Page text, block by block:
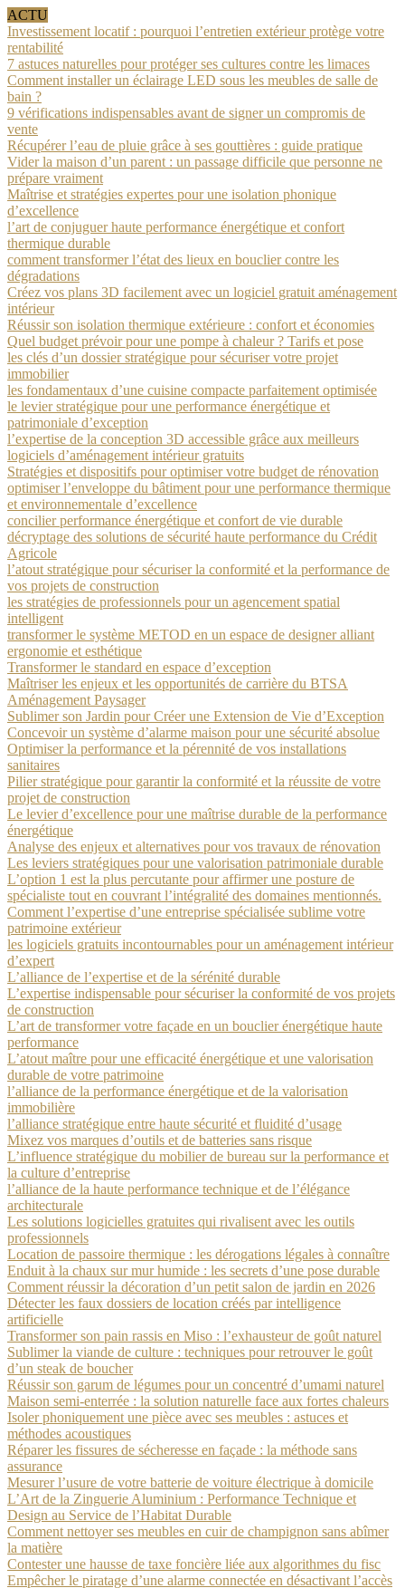
ACTU
Investissement locatif : pourquoi l’entretien extérieur protège votre
rentabilité
7 astuces naturelles pour protéger ses cultures contre les limaces
Comment installer un éclairage LED sous les meubles de salle de
bain ?
9 vérifications indispensables avant de signer un compromis de
vente
Récupérer l’eau de pluie grâce à ses gouttières : guide pratique
Vider la maison d’un parent : un passage difficile que personne ne
prépare vraiment
Maîtrise et stratégies expertes pour une isolation phonique
d’excellence
l’art de conjuguer haute performance énergétique et confort
thermique durable
comment transformer l’état des lieux en bouclier contre les
dégradations
Créez vos plans 3D facilement avec un logiciel gratuit aménagement
intérieur
Réussir son isolation thermique extérieure : confort et économies
Quel budget prévoir pour une pompe à chaleur ? Tarifs et pose
les clés d’un dossier stratégique pour sécuriser votre projet
immobilier
les fondamentaux d’une cuisine compacte parfaitement optimisée
le levier stratégique pour une performance énergétique et
patrimoniale d’exception
l’expertise de la conception 3D accessible grâce aux meilleurs
logiciels d’aménagement intérieur gratuits
Stratégies et dispositifs pour optimiser votre budget de rénovation
optimiser l’enveloppe du bâtiment pour une performance thermique
et environnementale d’excellence
concilier performance énergétique et confort de vie durable
décryptage des solutions de sécurité haute performance du Crédit
Agricole
l’atout stratégique pour sécuriser la conformité et la performance de
vos projets de construction
les stratégies de professionnels pour un agencement spatial
intelligent
transformer le système METOD en un espace de designer alliant
ergonomie et esthétique
Transformer le standard en espace d’exception
Maîtriser les enjeux et les opportunités de carrière du BTSA
Aménagement Paysager
Sublimer son Jardin pour Créer une Extension de Vie d’Exception
Concevoir un système d’alarme maison pour une sécurité absolue
Optimiser la performance et la pérennité de vos installations
sanitaires
Pilier stratégique pour garantir la conformité et la réussite de votre
projet de construction
Le levier d’excellence pour une maîtrise durable de la performance
énergétique
Analyse des enjeux et alternatives pour vos travaux de rénovation
Les leviers stratégiques pour une valorisation patrimoniale durable
L’option 1 est la plus percutante pour affirmer une posture de
spécialiste tout en couvrant l’intégralité des domaines mentionnés.
Comment l’expertise d’une entreprise spécialisée sublime votre
patrimoine extérieur
les logiciels gratuits incontournables pour un aménagement intérieur
d’expert
L’alliance de l’expertise et de la sérénité durable
L’expertise indispensable pour sécuriser la conformité de vos projets
de construction
L’art de transformer votre façade en un bouclier énergétique haute
performance
L’atout maître pour une efficacité énergétique et une valorisation
durable de votre patrimoine
l’alliance de la performance énergétique et de la valorisation
immobilière
l’alliance stratégique entre haute sécurité et fluidité d’usage
Mixez vos marques d’outils et de batteries sans risque
L’influence stratégique du mobilier de bureau sur la performance et
la culture d’entreprise
l’alliance de la haute performance technique et de l’élégance
architecturale
Les solutions logicielles gratuites qui rivalisent avec les outils
professionnels
Location de passoire thermique : les dérogations légales à connaître
Enduit à la chaux sur mur humide : les secrets d’une pose durable
Comment réussir la décoration d’un petit salon de jardin en 2026
Détecter les faux dossiers de location créés par intelligence
artificielle
Transformer son pain rassis en Miso : l’exhausteur de goût naturel
Sublimer la viande de culture : techniques pour retrouver le goût
d’un steak de boucher
Réussir son garum de légumes pour un concentré d’umami naturel
Maison semi-enterrée : la solution naturelle face aux fortes chaleurs
Isoler phoniquement une pièce avec ses meubles : astuces et
méthodes acoustiques
Réparer les fissures de sécheresse en façade : la méthode sans
assurance
Mesurer l’usure de votre batterie de voiture électrique à domicile
L’Art de la Zinguerie Aluminium : Performance Technique et
Design au Service de l’Habitat Durable
Comment nettoyer ses meubles en cuir de champignon sans abîmer
la matière
Contester une hausse de taxe foncière liée aux algorithmes du fisc
Empêcher le piratage d’une alarme connectée en désactivant l’accès